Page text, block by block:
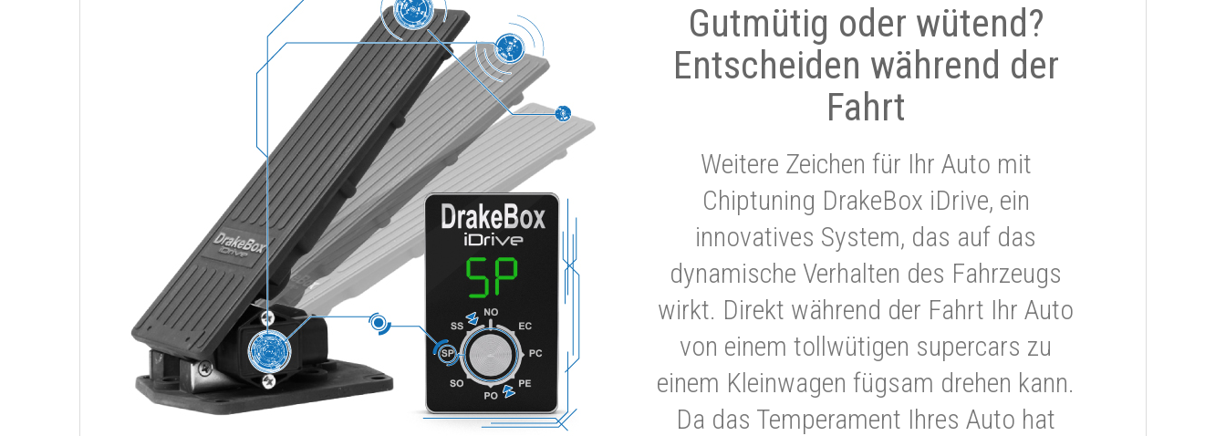
Gutmütig oder wütend?
Entscheiden während der
Fahrt
Weitere Zeichen für Ihr Auto mit
Chiptuning DrakeBox iDrive, ein
innovatives System, das auf das
dynamische Verhalten des Fahrzeugs
wirkt. Direkt während der Fahrt Ihr Auto
von einem tollwütigen supercars zu
einem Kleinwagen fügsam drehen kann.
Da das Temperament Ihres Auto hat